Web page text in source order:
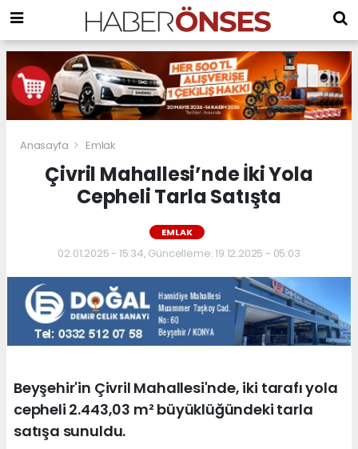
Anasayfa Emlak
Çivril Mahallesi’nde İki Yola
Cepheli Tarla Satışta
EMLAK
02.01.2025 - 15:34, Güncelleme: 19.12.2025 - 05:03
Beyşehir'in Çivril Mahallesi'nde, iki tarafı yola
cepheli 2.443,03 m² büyüklüğündeki tarla
satışa sunuldu.